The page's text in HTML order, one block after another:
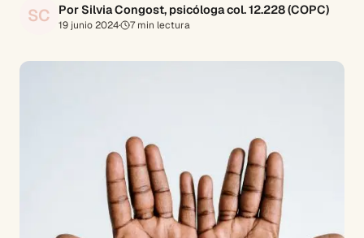
SC Por Silvia Congost, psicóloga col. 12.228 (COPC)
19 junio 2024· 7min lectura